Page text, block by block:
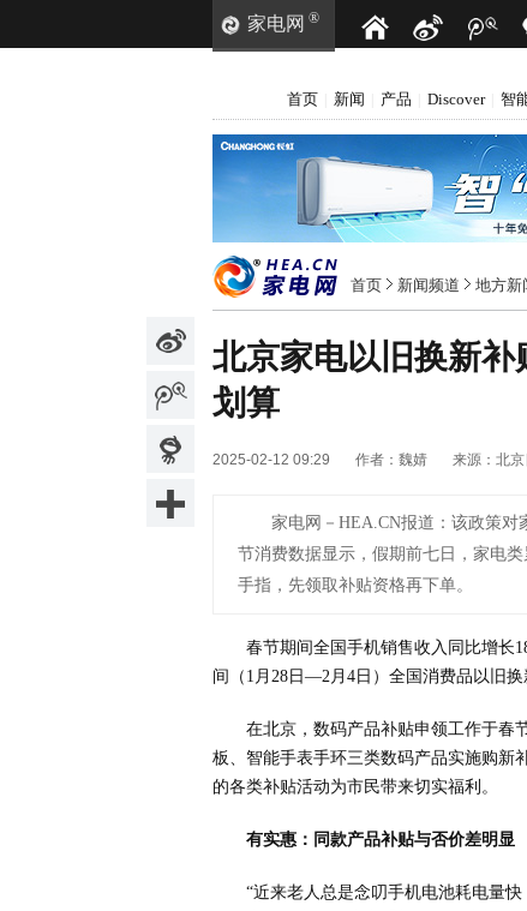
家电网 ®
首页 新闻 产品 Discover 智
首页 新闻频道 地方新
北京家电以旧换新
划算
2025-02-12 09:29 作者： 魏婧 来源： 北
家电网－HEA.CN报道： 该政策对
节消费数据显示，假期前七日，家电
手指，先领取补贴资格再下单。
春节期间全国手机销售收入同比增长
间（1月28日—2月4日）全国消费品以旧
在北京，数码产品补贴申领工作于春
板、智能手表手环三类数码产品实施购新
的各类补贴活动为市民带来切实福利。
有实惠：同款产品补贴与否价差明显
“近来老人总是念叨手机电池耗电量